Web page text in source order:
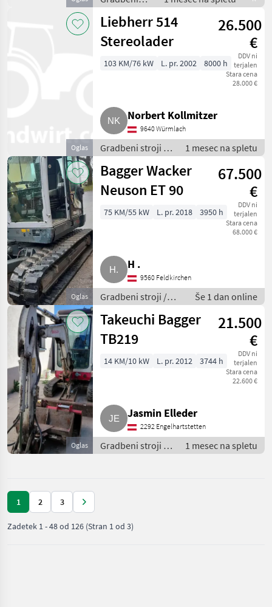
stroji / Bager
goseničar
Oglas
Liebherr 514
Stereolader
26.500
€
DDV ni
terjalen
Stara cena
28.000 €
103 KM/76 kW L. pr. 2002 8000 h
Norbert Kollmitzer
9640 Würmlach
Gradbeni stroji /
Bager goseničar
1 mesec na spletu
Oglas
Bagger Wacker
Neuson ET 90
67.500
€
DDV ni
terjalen
Stara cena
68.000 €
75 KM/55 kW L. pr. 2018 3950 h
H .
9560 Feldkirchen
Gradbeni stroji /
Bager goseničar
Še 1 dan online
Oglas
Takeuchi Bagger
TB219
21.500
€
DDV ni
terjalen
Stara cena
22.600 €
14 KM/10 kW L. pr. 2012 3744 h
Jasmin Elleder
2292 Engelhartstetten
Gradbeni stroji /
Bager goseničar
1 mesec na spletu
1 2 3
Zadetek 1-48od 126 (Stran 1 od 3)